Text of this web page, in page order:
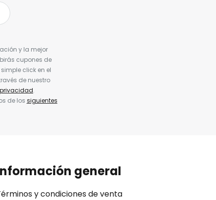
y la mejor
cupones de
click en el
de nuestro
.
de los siguientes
general
y condiciones de venta